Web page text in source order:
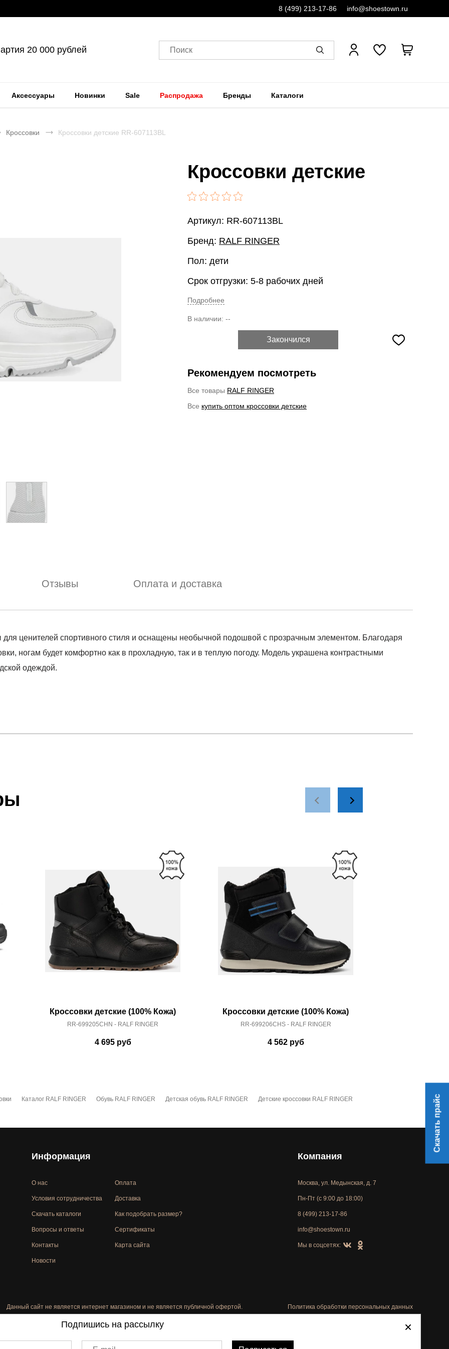
8 (499) 213-17-86 info@shoestown.ru
20 000 рублей Поиск
Аксессуары Новинки Sale Распродажа Бренды Каталоги
Кроссовки Кроссовки детские RR-607113BL
Кроссовки детские
Артикул: RR-607113BL
Бренд: RALF RINGER
Пол: дети
Срок отгрузки: 5-8 рабочих дней
Подробнее
В наличии: --
Закончился
Рекомендуем посмотреть
Все товары RALF RINGER
Все купить оптом кроссовки детские
Отзывы Оплата и доставка
для ценителей спортивного стиля и оснащены необычной подошвой с прозрачным элементом. Благодаря
ногам будет комфортно как в прохладную, так и в теплую погоду. Модель украшена контрастными
одеждой.
доставки
Кроссовки детские (100% Кожа)
RR-699205CHN - RALF RINGER
4 695руб
Кроссовки детские (100% Кожа)
RR-699206CHS - RALF RINGER
4 562руб
Каталог RALF RINGER Обувь RALF RINGER Детская обувь RALF RINGER Детские кроссовки RALF RINGER
Информация
О нас
Условия сотрудничества
Скачать каталоги
Вопросы и ответы
Контакты
Новости
Оплата
Доставка
Как подобрать размер?
Сертификаты
Карта сайта
Компания
Москва, ул. Медынская, д. 7
Пн-Пт (с 9:00 до 18:00)
8 (499) 213-17-86
info@shoestown.ru
Мы в соцсетях:
Данный сайт не является интернет магазином и не является публичной офертой. Политика обработки персональных данных
Автоматизировано -
Скачать прайс
Подпишись на рассылку